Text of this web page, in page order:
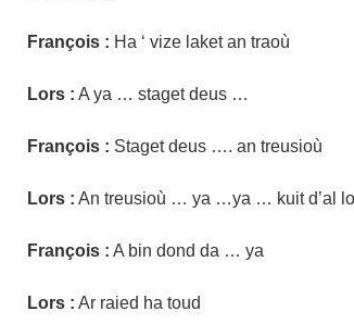
François : Ha ‘ vize laket an traoù
Lors : A ya … staget deus …
François : Staget deus …. an treusioù
Lors : An treusioù … ya …ya … kuit d’al
François : A bin dond da … ya
Lors : Ar raied ha toud